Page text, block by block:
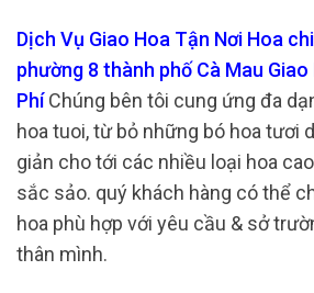
Dịch Vụ Giao Hoa Tận Nơi Hoa
phường 8 thành phố Cà Mau Giao
PhíChúng bên tôi cung ứng đa
hoa tuoi, từ bỏ những bó hoa tươi
giản cho tới các nhiều loại hoa
sắc sảo. quý khách hàng có thể
hoa phù hợp với yêu cầu & sở
thân mình.